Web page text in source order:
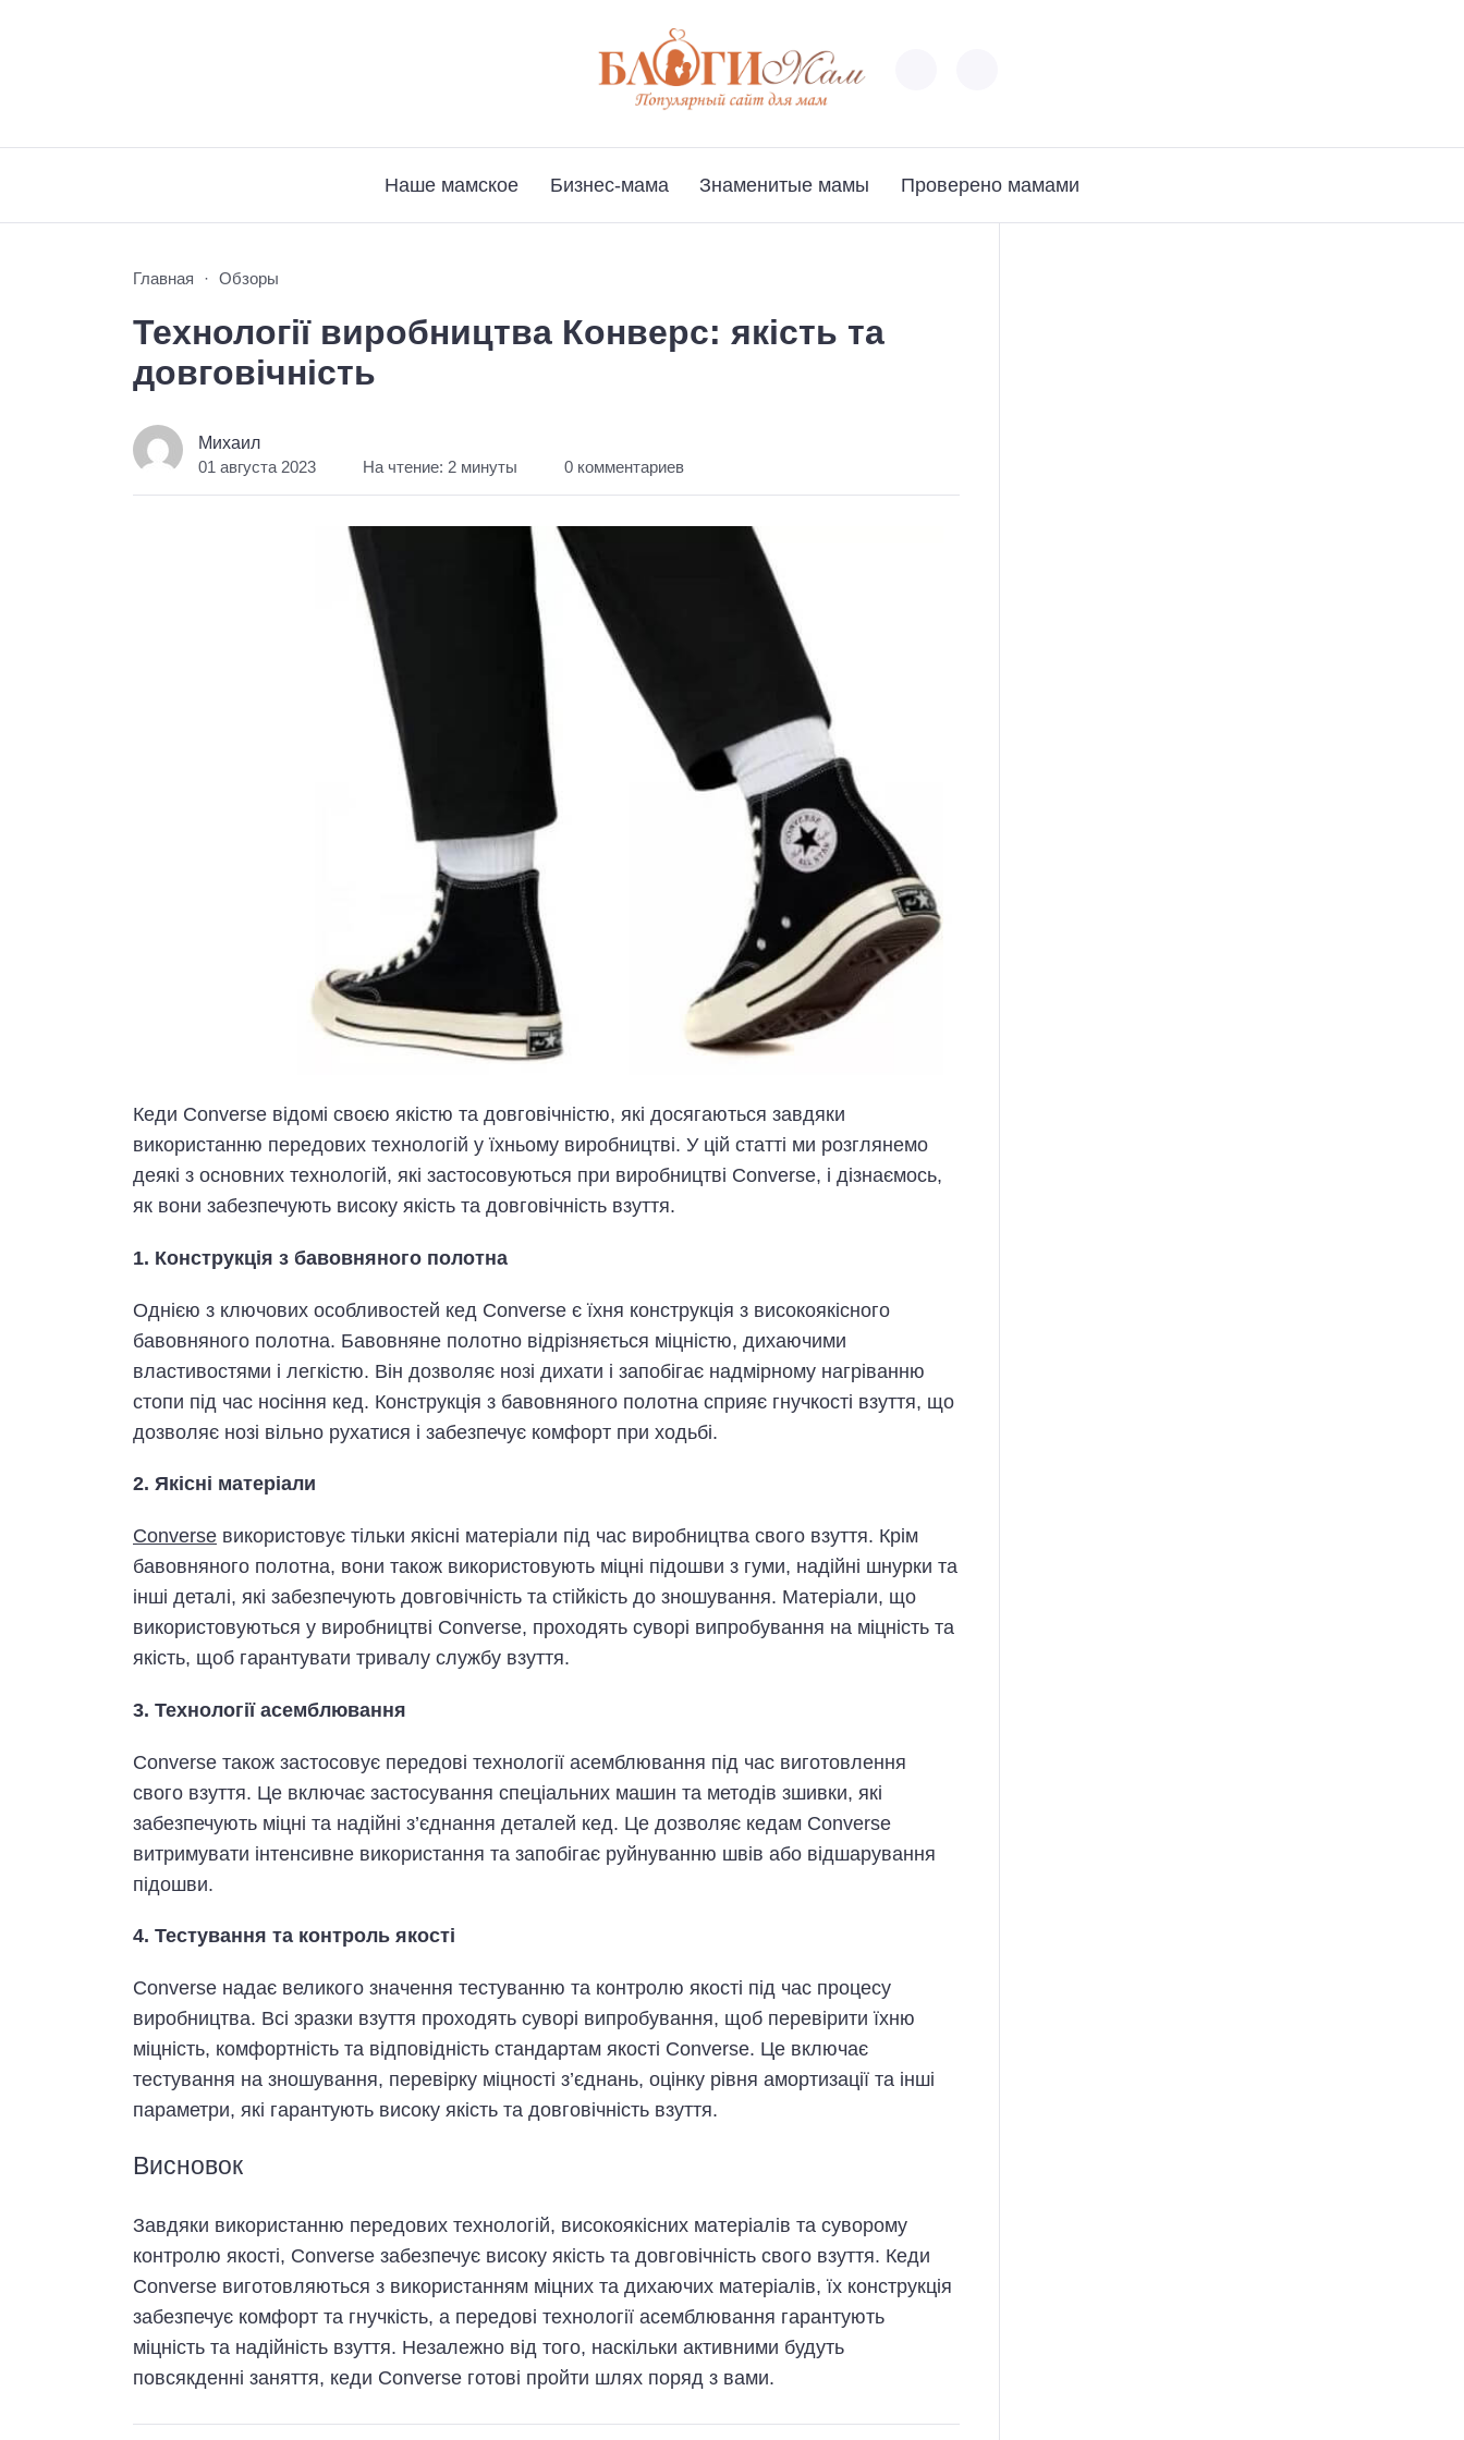
Наше мамское Бизнес-мама Знаменитые мамы Проверено мамами
Главная Обзоры
Технології виробництва Конверс: якість та
довговічність
Михаил
01 августа 2023 На чтение: 2 минуты 0 комментариев
Кеди Converse відомі своєю якістю та довговічністю, які досягаються завдяки
використанню передових технологій у їхньому виробництві. У цій статті ми розглянемо
деякі з основних технологій, які застосовуються при виробництві Converse, і дізнаємось,
як вони забезпечують високу якість та довговічність взуття.
1. Конструкція з бавовняного полотна
Однією з ключових особливостей кед Converse є їхня конструкція з високоякісного
бавовняного полотна. Бавовняне полотно відрізняється міцністю, дихаючими
властивостями і легкістю. Він дозволяє нозі дихати і запобігає надмірному нагріванню
стопи під час носіння кед. Конструкція з бавовняного полотна сприяє гнучкості взуття, що
дозволяє нозі вільно рухатися і забезпечує комфорт при ходьбі.
2. Якісні матеріали
Converse використовує тільки якісні матеріали під час виробництва свого взуття. Крім
бавовняного полотна, вони також використовують міцні підошви з гуми, надійні шнурки та
інші деталі, які забезпечують довговічність та стійкість до зношування. Матеріали, що
використовуються у виробництві Converse, проходять суворі випробування на міцність та
якість, щоб гарантувати тривалу службу взуття.
3. Технології асемблювання
Converse також застосовує передові технології асемблювання під час виготовлення
свого взуття. Це включає застосування спеціальних машин та методів зшивки, які
забезпечують міцні та надійні з’єднання деталей кед. Це дозволяє кедам Converse
витримувати інтенсивне використання та запобігає руйнуванню швів або відшарування
підошви.
4. Тестування та контроль якості
Converse надає великого значення тестуванню та контролю якості під час процесу
виробництва. Всі зразки взуття проходять суворі випробування, щоб перевірити їхню
міцність, комфортність та відповідність стандартам якості Converse. Це включає
тестування на зношування, перевірку міцності з’єднань, оцінку рівня амортизації та інші
параметри, які гарантують високу якість та довговічність взуття.
Висновок
Завдяки використанню передових технологій, високоякісних матеріалів та суворому
контролю якості, Converse забезпечує високу якість та довговічність свого взуття. Кеди
Converse виготовляються з використанням міцних та дихаючих матеріалів, їх конструкція
забезпечує комфорт та гнучкість, а передові технології асемблювання гарантують
міцність та надійність взуття. Незалежно від того, наскільки активними будуть
повсякденні заняття, кеди Converse готові пройти шлях поряд з вами.